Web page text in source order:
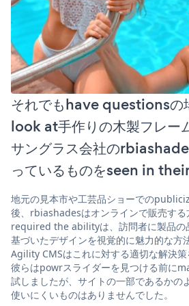
それでもhave questionsの
look at手作りの木製フレー
サングラス会社の
っているものをseen in
地元の見本市や工芸品ショーでの
後、rbiashadesはオンラインで販売する
required the abilityは、訪問者に製品の
基づいたデザインを視覚的に魅力的な方
Agility CMSはこれに対する適切な解決策
彼らはpowrスライダーを見つける前に
試しましたが、サイトの一部であるかの
使いにくいものはありませんでした。